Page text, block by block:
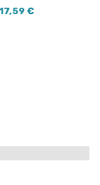
17,59 €